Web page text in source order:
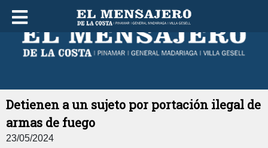
JUEVES 06 DE AGOSTO DE 2026
Detienen a un sujeto por portación ilegal de
armas de fuego
23/05/2024